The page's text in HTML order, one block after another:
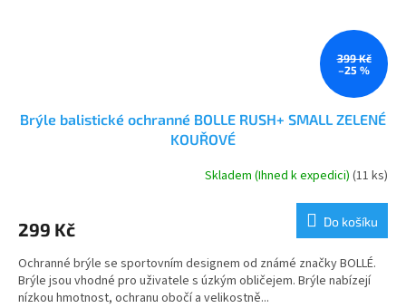
399 Kč
–25 %
Brýle balistické ochranné BOLLE RUSH+ SMALL ZELENÉ
KOUŘOVÉ
Skladem (Ihned k expedici) (11 ks)
299 Kč Do košíku
Ochranné brýle se sportovním designem od známé značky BOLLÉ.
Brýle jsou vhodné pro uživatele s úzkým obličejem. Brýle nabízejí
nízkou hmotnost, ochranu obočí a velikostně...